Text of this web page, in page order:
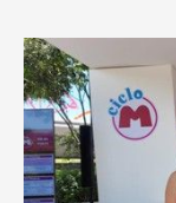
Ciclo
M
celebra
su
tercera
edición